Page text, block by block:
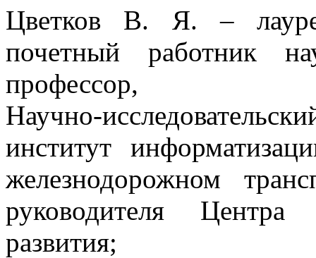
Цветков В. Я. –
почетный работник
профессор,
Научно-
институт
железнодорожном
руководителя Центра
развития;